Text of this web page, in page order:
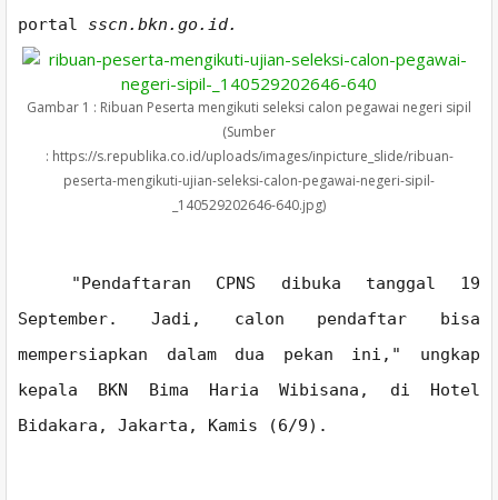
portal sscn.bkn.go.id.
Gambar 1 : Ribuan Peserta mengikuti seleksi calon pegawai negeri sipil
(Sumber
: https://s.republika.co.id/uploads/images/inpicture_slide/ribuan-
peserta-mengikuti-ujian-seleksi-calon-pegawai-negeri-sipil-
_140529202646-640.jpg)
"Pendaftaran CPNS dibuka tanggal 19
September. Jadi, calon pendaftar bisa
mempersiapkan dalam dua pekan ini," ungkap
kepala BKN Bima Haria Wibisana, di Hotel
Bidakara, Jakarta, Kamis (6/9).